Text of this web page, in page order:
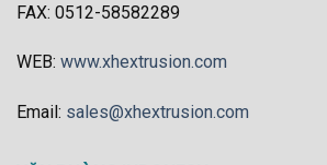
FAX: 0512-58582289
WEB: www.xhextrusion.com
Email: sales@xhextrusion.com